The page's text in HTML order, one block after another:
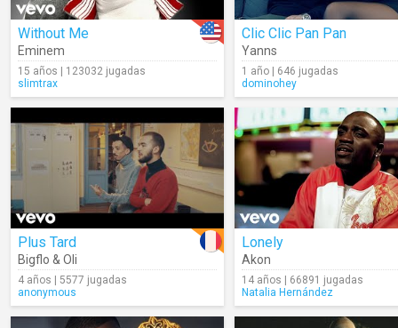
Without Me
Eminem
15 años | 123032 jugadas
slimtrax
Clic Clic Pan Pan
Yanns
1 año | 646 jugadas
dominohey
Plus Tard
Bigflo & Oli
4 años | 5577 jugadas
anonymous
Lonely
Akon
14 años | 66891 jugadas
Natalia Hernández